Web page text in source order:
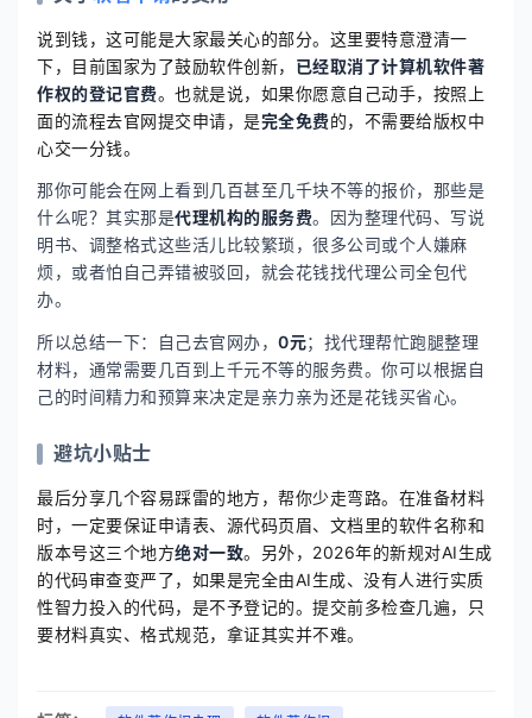
说到钱，这可能是大家最关心的部分。这里要特意澄清一
下，目前国家为了鼓励软件创新， 已经取消了计算机软件著
作权的登记官费。也就是说，如果你愿意自己动手，按照上
面的流程去官网提交申请，是完全免费的，不需要给版权中
心交一分钱。
那你可能会在网上看到几百甚至几千块不等的报价，那些是
什么呢？其实那是代理机构的服务费。因为整理代码、写说
明书、调整格式这些活儿比较繁琐，很多公司或个人嫌麻
烦，或者怕自己弄错被驳回，就会花钱找代理公司全包代
办。
所以总结一下：自己去官网办， 0元；找代理帮忙跑腿整理
材料，通常需要几百到上千元不等的服务费。你可以根据自
己的时间精力和预算来决定是亲力亲为还是花钱买省心。
避坑小贴士
最后分享几个容易踩雷的地方，帮你少走弯路。在准备材料
时，一定要保证申请表、源代码页眉、文档里的软件名称和
版本号这三个地方绝对一致。另外，2026年的新规对AI生成
的代码审查变严了，如果是完全由AI生成、没有人进行实质
性智力投入的代码，是不予登记的。提交前多检查几遍，只
要材料真实、格式规范，拿证其实并不难。